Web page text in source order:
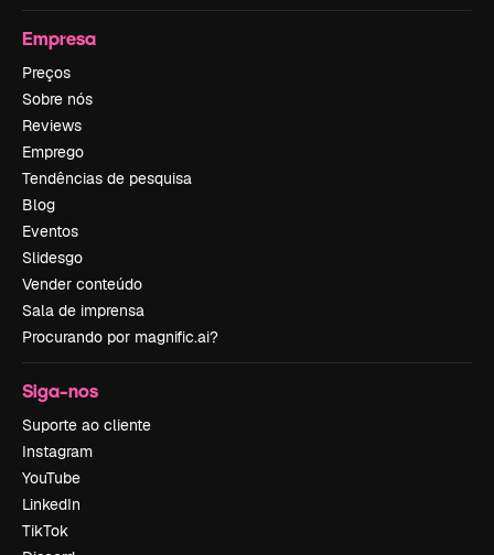
Empresa
Preços
Sobre nós
Reviews
Emprego
Tendências de pesquisa
Blog
Eventos
Slidesgo
Vender conteúdo
Sala de imprensa
Procurando por magnific.ai?
Siga-nos
Suporte ao cliente
Instagram
YouTube
LinkedIn
TikTok